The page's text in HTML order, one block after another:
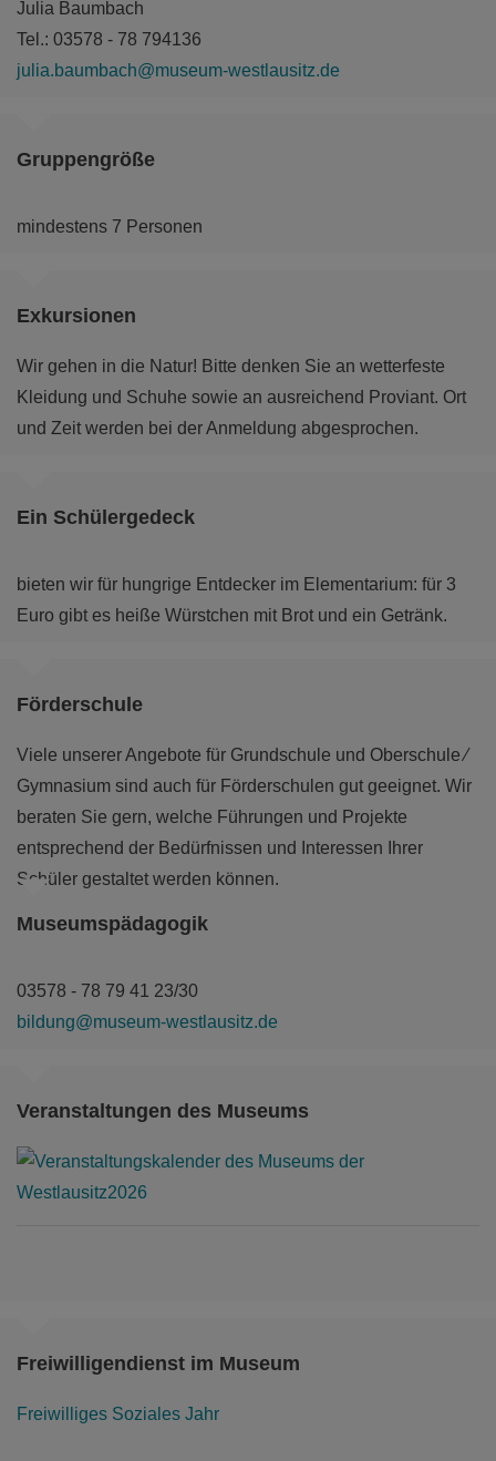
Julia Baumbach
Tel.: 03578 - 78 794136
julia.baumbach@museum-westlausitz.de
Gruppengröße
mindestens 7 Personen
Exkursionen
Wir gehen in die Natur! Bitte denken Sie an wetterfeste
Kleidung und Schuhe sowie an ausreichend Proviant. Ort
und Zeit werden bei der Anmeldung abgesprochen.
Ein Schülergedeck
bieten wir für hungrige Entdecker im Elementarium: für 3
Euro gibt es heiße Würstchen mit Brot und ein Getränk.
Förderschule
Viele unserer Angebote für Grundschule und Oberschule ⁄
Gymnasium sind auch für Förderschulen gut geeignet. Wir
beraten Sie gern, welche Führungen und Projekte
entsprechend der Bedürfnissen und Interessen Ihrer
Schüler gestaltet werden können.
Museumspädagogik
03578 - 78 79 41 23/30
bildung@museum-westlausitz.de
Veranstaltungen des Museums
Freiwilligendienst im Museum
Freiwilliges Soziales Jahr